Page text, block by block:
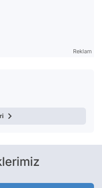
Reklam